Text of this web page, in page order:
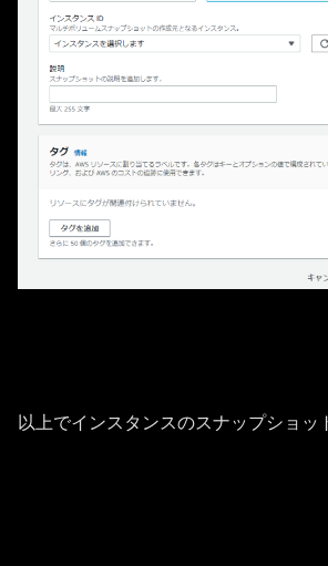
以上でインスタンスのスナップショッ